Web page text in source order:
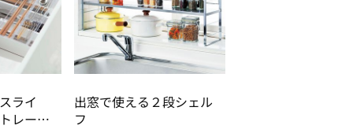
ライ
トレー
出窓で使える２段シェル
フ